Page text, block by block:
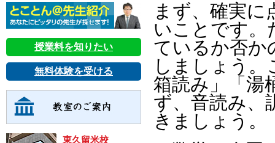
まず、確実
いことです。
ているか否か
しましょう
箱読み」「湯
ず、音読み、
きましょう。
授業料を知りたい
無料体験を受ける
東久留米校